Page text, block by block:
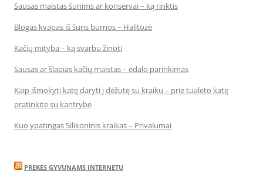
Sausas maistas šunims ar konservai – ką rinktis
Blogas kvapas iš šuns burnos – Halitozė
Kačių mityba – ką svarbu žinoti
Sausas ar šlapias kačių maistas – ėdalo parinkimas
Kaip išmokyti katę daryti į dėžutę su kraiku – prie tualeto katę
pratinkite su kantrybe
Kuo ypatingas Silikoninis kraikas – Privalumai
PREKES GYVUNAMS INTERNETU